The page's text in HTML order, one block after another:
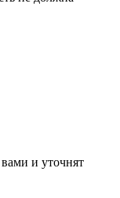
и уточнят